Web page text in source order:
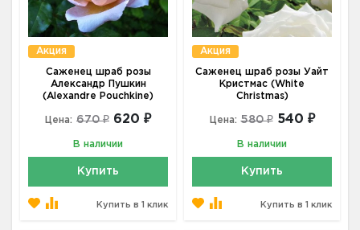
Акция
Саженец шраб розы
Александр Пушкин
(Alexandre Pouchkine)
Цена: 670 ₽ 620 ₽
В наличии
Купить
Купить в 1 клик
Акция
Саженец шраб розы Уайт
Кристмас (White
Christmas)
Цена: 580 ₽ 540 ₽
В наличии
Купить
Купить в 1 клик